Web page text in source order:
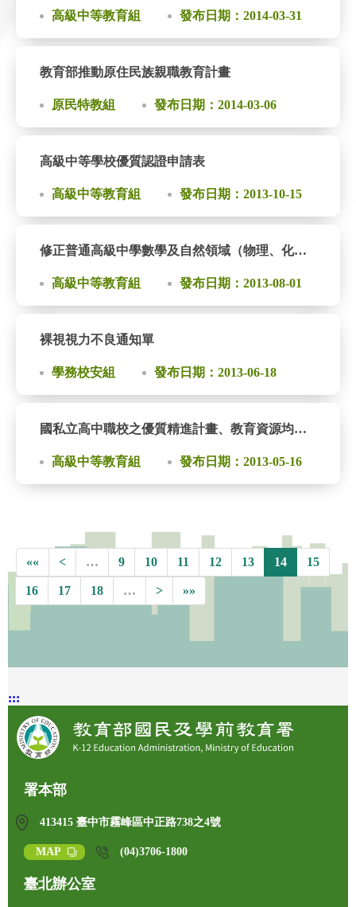
高級中等教育組 發布日期：2014-03-31
教育部推動原住民族親職教育計畫
原民特教組 發布日期：2014-03-06
高級中等學校優質認證申請表
高級中等教育組 發布日期：2013-10-15
修正普通高級中學數學及自然領域（物理、化學、生物、基礎地球科學）課程綱要
高級中等教育組 發布日期：2013-08-01
裸視視力不良通知單
學務校安組 發布日期：2013-06-18
國私立高中職校之優質精進計畫、教育資源均質化、優質化輔助方案、落實校內「十二年國民基本教育」宣導工作檢核表
高級中等教育組 發布日期：2013-05-16
«« < … 9 10 11 12 13 14 15
16 17 18 … > »»
:::
署本部
413415 臺中市霧峰區中正路738之4號
MAP (04)3706-1800
臺北辦公室